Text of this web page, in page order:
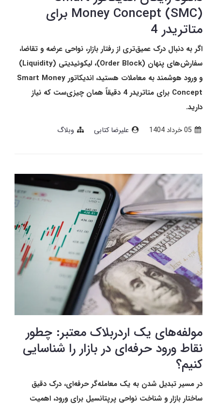
Money Concept (SMC) برای
متاتریدر 4
اگر به دنبال درک عمیق‌تری از رفتار بازار، نواحی عرضه و تقاضا،
سفارش‌های پنهان (Order Block)، لیکوئیدیتی (Liquidity)
و ورود هوشمند به معاملات هستید، اندیکاتور Smart Money
Concept برای متاتریدر 4 دقیقاً همان چیزی‌ست که نیاز
دارید.
05 خرداد 1404 علیرضا کتابی وبلاگ
مولفه‌های یک اردربلاک معتبر: چطور
نقاط ورود حرفه‌ای در بازار را شناسایی
کنیم؟
در مسیر تبدیل شدن به یک معامله‌گر حرفه‌ای، درک دقیق
ساختار بازار و شناخت نواحی پرپتانسیل برای ورود، اهمیت